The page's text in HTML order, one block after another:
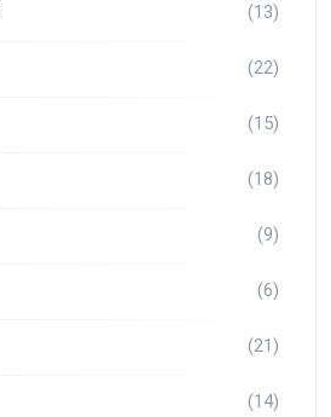
(13)
(22)
(15)
(18)
(9)
(6)
(21)
(14)